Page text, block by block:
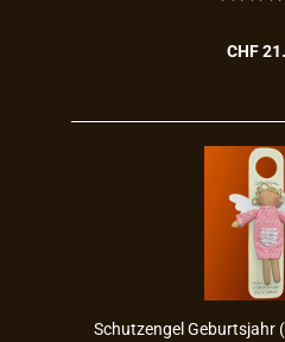
CHF
Schutz­en­gel Ge­burts­jahr